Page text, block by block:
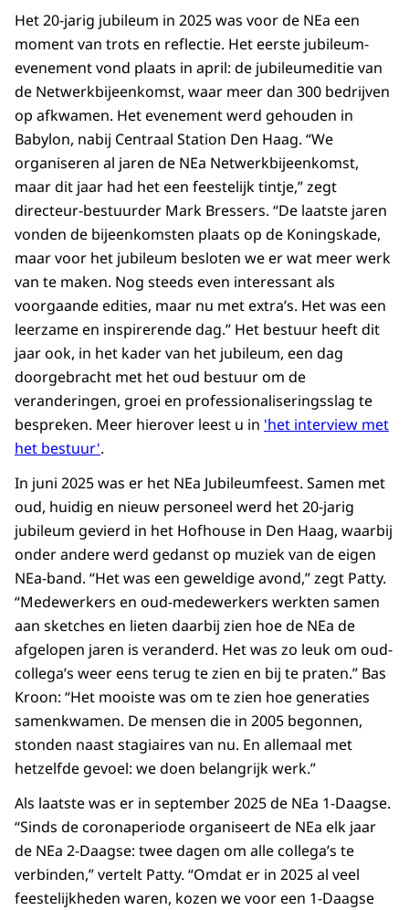
Het 20-jarig jubileum in 2025 was voor de NEa een
moment van trots en reflectie. Het eerste jubileum-
evenement vond plaats in april: de jubileumeditie van
de Netwerkbijeenkomst, waar meer dan 300 bedrijven
op afkwamen. Het evenement werd gehouden in
Babylon, nabij Centraal Station Den Haag. “We
organiseren al jaren de NEa Netwerkbijeenkomst,
maar dit jaar had het een feestelijk tintje,” zegt
directeur-bestuurder Mark Bressers. “De laatste jaren
vonden de bijeenkomsten plaats op de Koningskade,
maar voor het jubileum besloten we er wat meer werk
van te maken. Nog steeds even interessant als
voorgaande edities, maar nu met extra’s. Het was een
leerzame en inspirerende dag.” Het bestuur heeft dit
jaar ook, in het kader van het jubileum, een dag
doorgebracht met het oud bestuur om de
veranderingen, groei en professionaliseringsslag te
bespreken. Meer hierover leest u in 'het interview met
het bestuur'.
In juni 2025 was er het NEa Jubileumfeest. Samen met
oud, huidig en nieuw personeel werd het 20-jarig
jubileum gevierd in het Hofhouse in Den Haag, waarbij
onder andere werd gedanst op muziek van de eigen
NEa-band. “Het was een geweldige avond,” zegt Patty.
“Medewerkers en oud-medewerkers werkten samen
aan sketches en lieten daarbij zien hoe de NEa de
afgelopen jaren is veranderd. Het was zo leuk om oud-
collega’s weer eens terug te zien en bij te praten.” Bas
Kroon: “Het mooiste was om te zien hoe generaties
samenkwamen. De mensen die in 2005 begonnen,
stonden naast stagiaires van nu. En allemaal met
hetzelfde gevoel: we doen belangrijk werk.”
Als laatste was er in september 2025 de NEa 1-Daagse.
“Sinds de coronaperiode organiseert de NEa elk jaar
de NEa 2-Daagse: twee dagen om alle collega’s te
verbinden,” vertelt Patty. “Omdat er in 2025 al veel
feestelijkheden waren, kozen we voor een 1-Daagse